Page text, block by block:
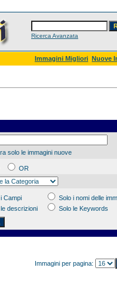
Ricerca Avanzata
Immagini Migliori Nuove
solo le immagini nuove
OR
Campi
Solo i nomi delle
descrizioni
Solo le Keywords
Immagini per pagina: